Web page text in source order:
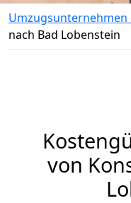
Umzugsunternehmen
nach Bad Lobenstein
von